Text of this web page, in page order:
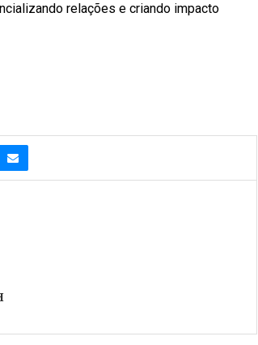
relações e criando impacto